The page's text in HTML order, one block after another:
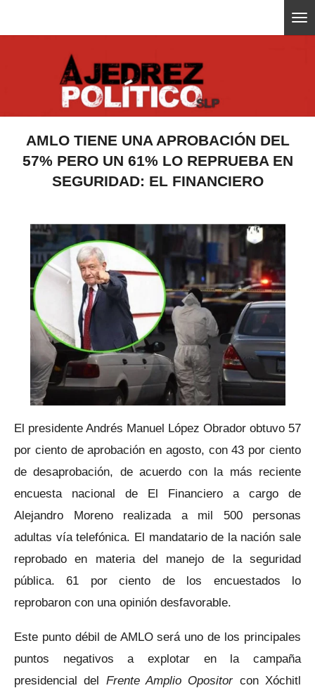
al
AMLO TIENE UNA APROBACIÓN DEL
57% PERO UN 61% LO REPRUEBA EN
SEGURIDAD: EL FINANCIERO
El presidente Andrés Manuel López Obrador obtuvo 57
por ciento de aprobación en agosto, con 43 por ciento
de desaprobación, de acuerdo con la más reciente
encuesta nacional de El Financiero a cargo de
Alejandro Moreno realizada a mil 500 personas
adultas vía telefónica. El mandatario de la nación sale
reprobado en materia del manejo de la seguridad
pública. 61 por ciento de los encuestados lo
reprobaron con una opinión desfavorable.
Este punto débil de AMLO será uno de los principales
puntos negativos a explotar en la campaña
presidencial del Frente Amplio Opositorcon Xóchitl